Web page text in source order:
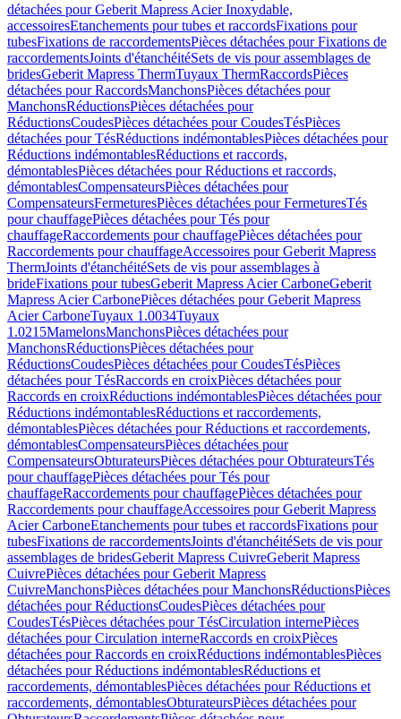
détachées pour Geberit Mapress Acier Inoxydable,
accessoiresEtanchements pour tubes et raccordsFixations pour
tubesFixations de raccordementsPièces détachées pour Fixations de
raccordementsJoints d'étanchéitéSets de vis pour assemblages de
bridesGeberit Mapress ThermTuyaux ThermRaccordsPièces
détachées pour RaccordsManchonsPièces détachées pour
ManchonsRéductionsPièces détachées pour
RéductionsCoudesPièces détachées pour CoudesTésPièces
détachées pour TésRéductions indémontablesPièces détachées pour
Réductions indémontablesRéductions et raccords,
démontablesPièces détachées pour Réductions et raccords,
démontablesCompensateursPièces détachées pour
CompensateursFermeturesPièces détachées pour FermeturesTés
pour chauffagePièces détachées pour Tés pour
chauffageRaccordements pour chauffagePièces détachées pour
Raccordements pour chauffageAccessoires pour Geberit Mapress
ThermJoints d'étanchéitéSets de vis pour assemblages à
brideFixations pour tubesGeberit Mapress Acier CarboneGeberit
Mapress Acier CarbonePièces détachées pour Geberit Mapress
Acier CarboneTuyaux 1.0034Tuyaux
1.0215MamelonsManchonsPièces détachées pour
ManchonsRéductionsPièces détachées pour
RéductionsCoudesPièces détachées pour CoudesTésPièces
détachées pour TésRaccords en croixPièces détachées pour
Raccords en croixRéductions indémontablesPièces détachées pour
Réductions indémontablesRéductions et raccordements,
démontablesPièces détachées pour Réductions et raccordements,
démontablesCompensateursPièces détachées pour
CompensateursObturateursPièces détachées pour ObturateursTés
pour chauffagePièces détachées pour Tés pour
chauffageRaccordements pour chauffagePièces détachées pour
Raccordements pour chauffageAccessoires pour Geberit Mapress
Acier CarboneEtanchements pour tubes et raccordsFixations pour
tubesFixations de raccordementsJoints d'étanchéitéSets de vis pour
assemblages de bridesGeberit Mapress CuivreGeberit Mapress
CuivrePièces détachées pour Geberit Mapress
CuivreManchonsPièces détachées pour ManchonsRéductionsPièces
détachées pour RéductionsCoudesPièces détachées pour
CoudesTésPièces détachées pour TésCirculation internePièces
détachées pour Circulation interneRaccords en croixPièces
détachées pour Raccords en croixRéductions indémontablesPièces
détachées pour Réductions indémontablesRéductions et
raccordements, démontablesPièces détachées pour Réductions et
raccordements, démontablesObturateursPièces détachées pour